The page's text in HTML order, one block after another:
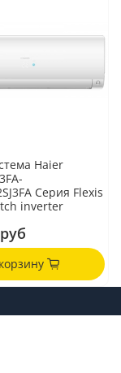
Haier
Серия Flexis
inverter